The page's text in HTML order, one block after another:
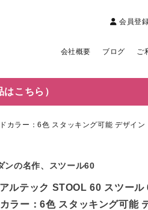
会員登
会社概要 ブログ ご
はこちら）
ラー：6色 スタッキング可能 デザイン
ンの名作、スツール60
ルテック STOOL 60 スツール
ラー：6色 スタッキング可能